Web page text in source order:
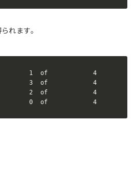
れます。
1  of            4
3  of            4
2  of            4
0  of            4